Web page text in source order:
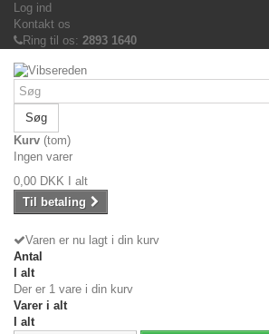
Log ind
Kontakt os
Ring til os: 2893 1640
Søg
Kurv (tom)
Ingen varer
0,00 DKK
I alt
Til betaling
Varen er nu lagt i din kurv
Antal
I alt
Der er 1 vare i din kurv
Varer i alt
I alt